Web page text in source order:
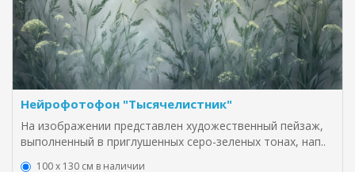
Нейрофотофон "Тысячелистник"
На изображении представлен художественный пейзаж,
выполненный в приглушенных серо-зеленых тонах, нап..
100 х 130 см в наличии